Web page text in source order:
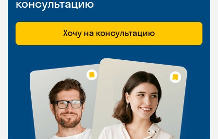
консультацию
Хочу на консультацию